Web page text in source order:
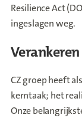
Resilience Act
ingeslagen weg.
CZ groep heeft
kerntaak; het
Onze